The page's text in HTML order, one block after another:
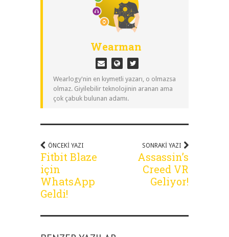
Wearman
Wearlogy'nin en kıymetli yazarı, o olmazsa
olmaz. Giyilebilir teknolojinin aranan ama
çok çabuk bulunan adamı.
ÖNCEKI YAZI
Fitbit Blaze
için
WhatsApp
Geldi!
SONRAKI YAZI
Assassin’s
Creed VR
Geliyor!